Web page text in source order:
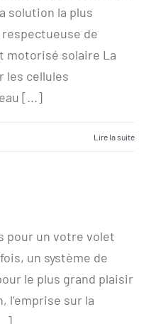
solution la plus
de
motorisé solaire La
les cellules
[...]
Lire la suite
pour un votre volet
un système de
le plus grand plaisir
l’emprise sur la